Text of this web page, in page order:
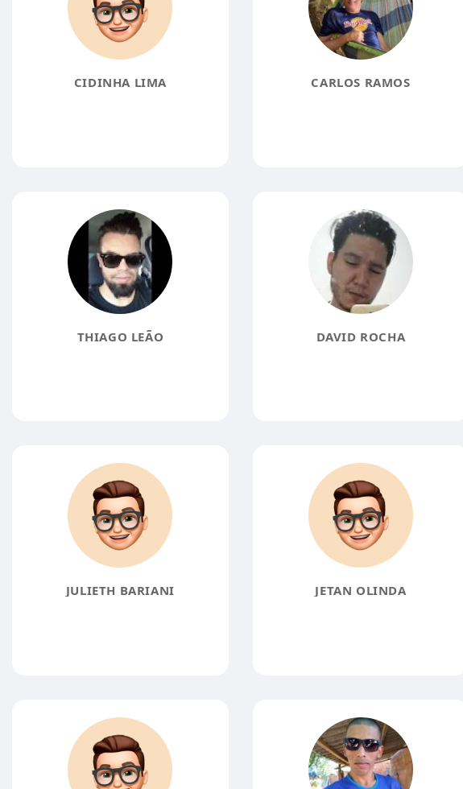
CIDINHA LIMA CARLOS RAMOS
THIAGO LEÃO DAVID ROCHA
JULIETH BARIANI JETAN OLINDA